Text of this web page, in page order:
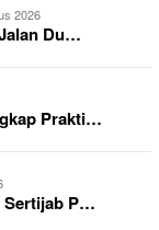
2026
Du…
Prakti…
Sertijab P…